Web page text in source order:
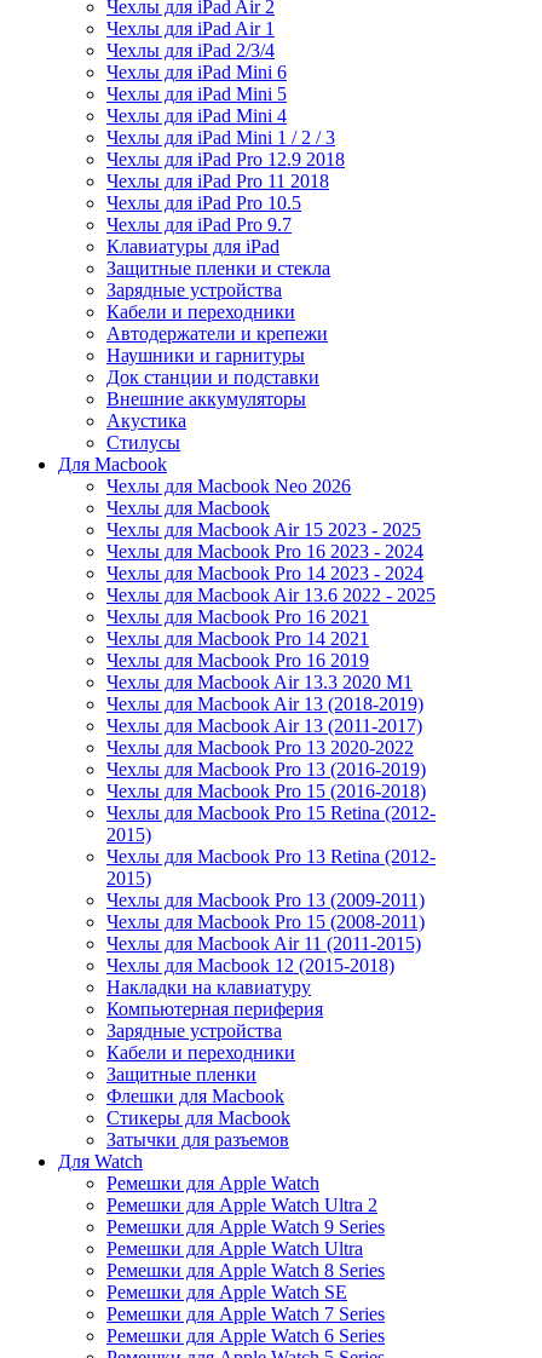
Чехлы для iPad Air 2
Чехлы для iPad Air 1
Чехлы для iPad 2/3/4
Чехлы для iPad Mini 6
Чехлы для iPad Mini 5
Чехлы для iPad Mini 4
Чехлы для iPad Mini 1 / 2 / 3
Чехлы для iPad Pro 12.9 2018
Чехлы для iPad Pro 11 2018
Чехлы для iPad Pro 10.5
Чехлы для iPad Pro 9.7
Клавиатуры для iPad
Защитные пленки и стекла
Зарядные устройства
Кабели и переходники
Автодержатели и крепежи
Наушники и гарнитуры
Док станции и подставки
Внешние аккумуляторы
Акустика
Стилусы
Для Macbook
Чехлы для Macbook Neo 2026
Чехлы для Macbook
Чехлы для Macbook Air 15 2023 - 2025
Чехлы для Macbook Pro 16 2023 - 2024
Чехлы для Macbook Pro 14 2023 - 2024
Чехлы для Macbook Air 13.6 2022 - 2025
Чехлы для Macbook Pro 16 2021
Чехлы для Macbook Pro 14 2021
Чехлы для Macbook Pro 16 2019
Чехлы для Macbook Air 13.3 2020 M1
Чехлы для Macbook Air 13 (2018-2019)
Чехлы для Macbook Air 13 (2011-2017)
Чехлы для Macbook Pro 13 2020-2022
Чехлы для Macbook Pro 13 (2016-2019)
Чехлы для Macbook Pro 15 (2016-2018)
Чехлы для Macbook Pro 15 Retina (2012-
2015)
Чехлы для Macbook Pro 13 Retina (2012-
2015)
Чехлы для Macbook Pro 13 (2009-2011)
Чехлы для Macbook Pro 15 (2008-2011)
Чехлы для Macbook Air 11 (2011-2015)
Чехлы для Macbook 12 (2015-2018)
Накладки на клавиатуру
Компьютерная периферия
Зарядные устройства
Кабели и переходники
Защитные пленки
Флешки для Macbook
Стикеры для Macbook
Затычки для разъемов
Для Watch
Ремешки для Apple Watch
Ремешки для Apple Watch Ultra 2
Ремешки для Apple Watch 9 Series
Ремешки для Apple Watch Ultra
Ремешки для Apple Watch 8 Series
Ремешки для Apple Watch SE
Ремешки для Apple Watch 7 Series
Ремешки для Apple Watch 6 Series